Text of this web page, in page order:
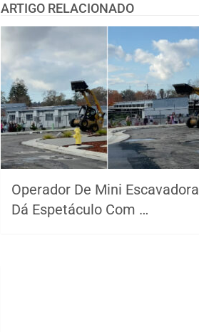
ARTIGO RELACIONADO
Operador De Mini Escavadora
Dá Espetáculo Com …